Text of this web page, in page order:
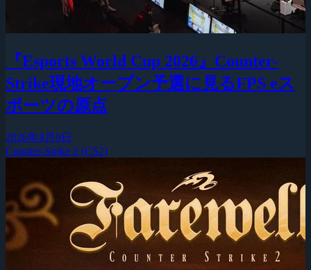
『Esports World Cup 2026』Counter-
Strike現地オープン予選に見るFPS eス
ポーツの原点
2026年8月9日
Counter-Strike 2 (CS2)